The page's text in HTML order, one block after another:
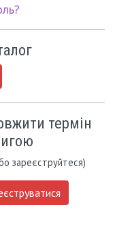
термін
зареєструйтеся)